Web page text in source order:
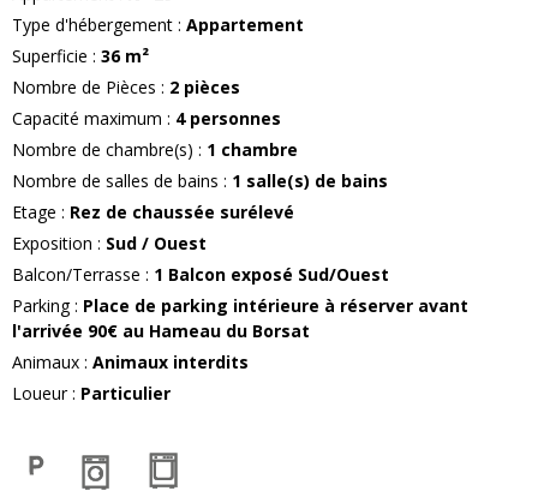
Type d'hébergement : Appartement
Superficie : 36 m²
Nombre de Pièces : 2 pièces
Capacité maximum : 4 personnes
Nombre de chambre(s) : 1 chambre
Nombre de salles de bains : 1 salle(s) de bains
Etage : Rez de chaussée surélevé
Exposition : Sud / Ouest
Balcon/Terrasse : 1 Balcon exposé Sud/Ouest
Parking: Place de parking intérieure à réserver avant
l'arrivée 90€ au Hameau du Borsat
Animaux : Animaux interdits
Loueur: Particulier